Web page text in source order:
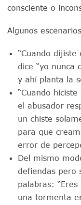
consciente o
Algunos
“Cuando dijiste
dice “yo nunca
y ahí planta la
“Cuando
el abusador
un chiste
para que
error de
Del mismo
defiendas pero
palabras: “Eres
una tormenta